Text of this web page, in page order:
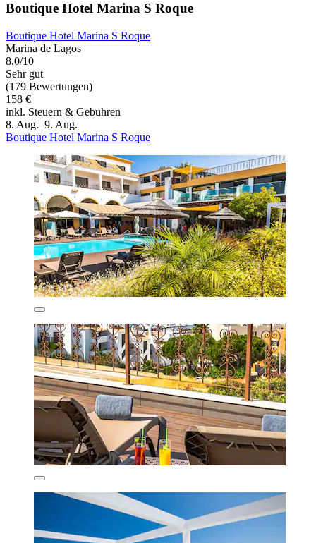
Boutique Hotel Marina S Roque
Boutique Hotel Marina S Roque
Marina de Lagos
8,0/10
Sehr gut
(179 Bewertungen)
158 €
inkl. Steuern & Gebühren
8. Aug.–9. Aug.
Boutique Hotel Marina S Roque